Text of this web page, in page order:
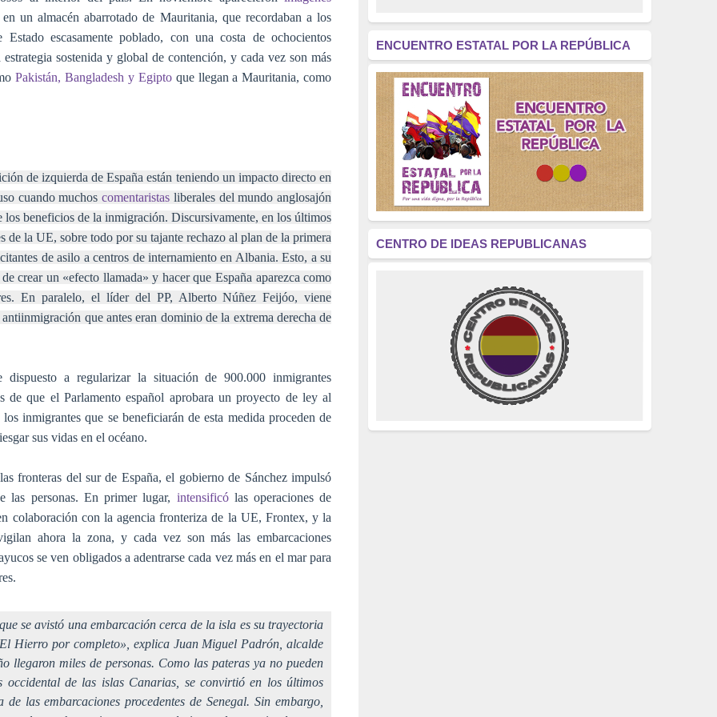
un almacén abarrotado de Mauritania, que recordaban a los
escasamente poblado, con una costa de ochocientos
sostenida y global de contención, y cada vez son más
Pakistán, Bangladesh y Egiptoque llegan a Mauritania, como
de izquierda de España están teniendo un impacto directo en
cuando muchoscomentaristas liberales del mundo anglosajón
los beneficios de la inmigración. Discursivamente, en los últimos
de la UE, sobre todo por su tajante rechazo al plan de la primera
de asilo a centros de internamiento en Albania. Esto, a su
crear un «efecto llamada» y hacer que España aparezca como
En paralelo, el líder del PP, Alberto Núñez Feijóo, viene
que antes eran dominio de la extrema derecha de
a regularizar la situación de 900.000 inmigrantes
de que el Parlamento español aprobara un proyecto de ley al
inmigrantes que se beneficiarán de esta medida proceden de
sus vidas en el océano.
fronteras del sur de España, el gobierno de Sánchez impulsó
las personas. En primer lugar, intensificólas operaciones de
colaboración con la agencia fronteriza de la UE, Frontex, y la
ahora la zona, y cada vez son más las embarcaciones
se ven obligados a adentrarse cada vez más en el mar para
se avistó una embarcación cerca de la isla es su trayectoria
Hierro por completo», explica Juan Miguel Padrón, alcalde
llegaron miles de personas. Como las pateras ya no pueden
de las islas Canarias, se convirtió en los últimos
las embarcaciones procedentes de Senegal. Sin embargo,
América Latina
(305)
Exhumación
(304)
Golpe de Estado
(304)
Brigadas Internacionales
(303)
pensamiento
(294)
Revisionismo
(289)
La Transición
(275)
educación pública
(270)
La Izquierda
(260)
(258)
(239)
Maquis
(237)
ENCUENTRO ESTATAL POR LA REPÚBLICA
CENTRO DE IDEAS REPUBLICANAS